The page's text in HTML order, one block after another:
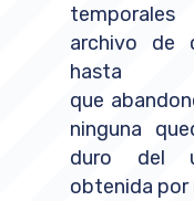
archivo de
hasta
que
ninguna
duro del
obtenida por